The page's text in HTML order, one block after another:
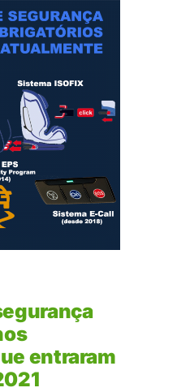
entraram